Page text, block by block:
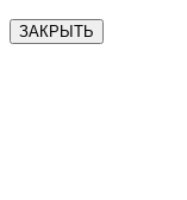
ЗАКРЫТЬ